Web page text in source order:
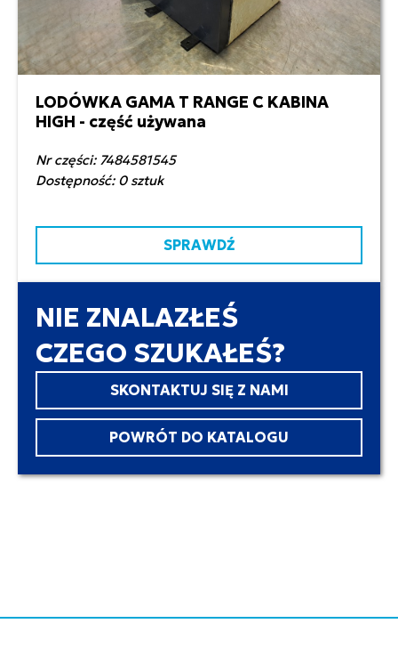
2 000,00 zł netto
LODÓWKA GAMA T RANGE C KABINA
HIGH - część używana
Nr części: 7484581545
Dostępność: 0 sztuk
SPRAWDŹ
NIE ZNALAZŁEŚ
CZEGO SZUKAŁEŚ?
SKONTAKTUJ SIĘ Z NAMI
POWRÓT DO KATALOGU